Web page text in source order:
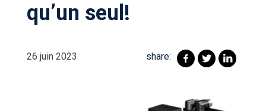
qu’un seul!
26 juin 2023 share: